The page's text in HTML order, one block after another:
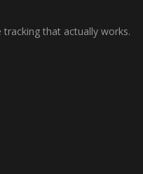
that actually works.